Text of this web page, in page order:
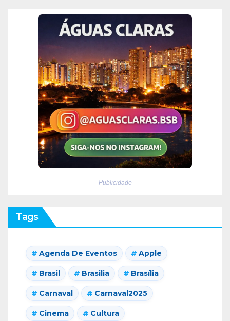
Publicidade
Tags
Agenda De Eventos Apple
Brasil Brasilia Brasília
Carnaval Carnaval2025
Cinema Cultura